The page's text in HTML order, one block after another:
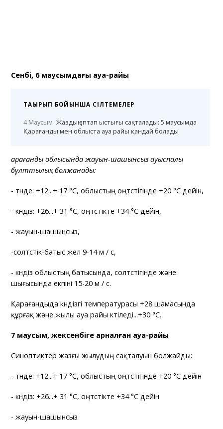
Сенбі, 6 маусымдағы ауа-райы
ТАҚЫРЫП БОЙЫНША СІЛТЕМЕЛЕР
4 Маусым Жаздың аптап ыстығы сақталады: 5 маусымда
Қарағанды мен облыста ауа райы қандай болады
Қарағанды облысында жауын-шашынсыз ауыспалы
бұлттылық болжанады:
- түнде: +12...+ 17 °C, облыстың оңтүстігінде +20 °C дейін,
- күндіз: +26...+ 31 °C, оңтүстікте +34 °C дейін,
- жауын-шашынсыз,
-солтүстік-батыс жел 9-14 м / с,
- күндіз облыстың батысында, солтүстігінде және
шығысында екпіні 15-20 м / с.
Қарағандыда күндізгі температурасы +28 шамасында
құрғақ және жылы ауа райы күтіледі...+30 °C.
7 маусым, жексенбіге арналған ауа-райы
Синоптиктер жазғы жылудың сақталуын болжайды:
- түнде: +12...+ 17 °C, облыстың оңтүстігінде +20 °C дейін
- күндіз: +26...+ 31 °C, оңтүстікте +34 °C дейін
- жауын-шашынсыз